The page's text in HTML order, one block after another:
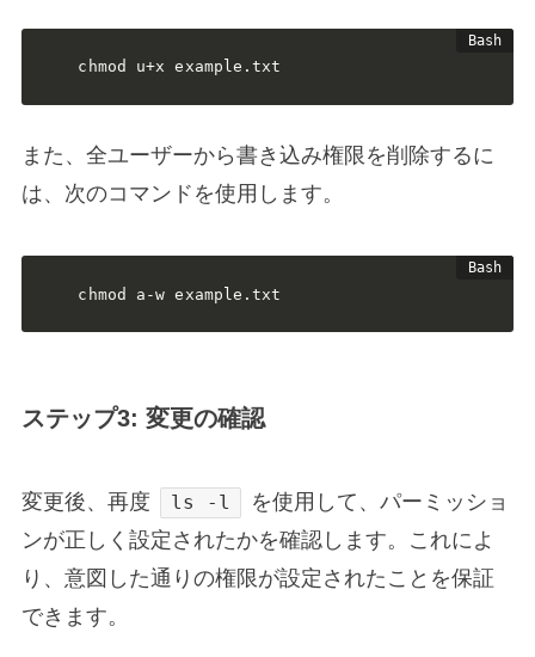
chmod u+x example.txt
また、全ユーザーから書き込み権限を削除するに
は、次のコマンドを使用します。
chmod a-w example.txt
ステップ3: 変更の確認
変更後、再度 ls -l
を使用して、パーミッショ
ンが正しく設定されたかを確認します。これによ
り、意図した通りの権限が設定されたことを保証
できます。